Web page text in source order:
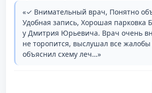
«✓ Внимательный врач, Понятно
Удобная запись, Хорошая парковка
у Дмитрия Юрьевича. Врач очень
не торопится, выслушал все
объяснил схему леч…»